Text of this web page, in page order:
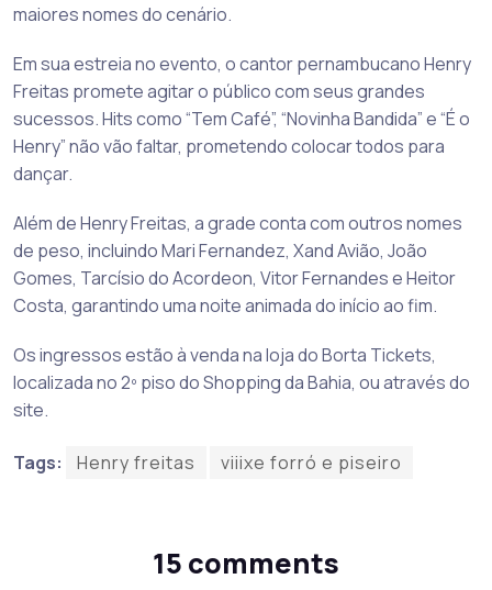
maiores nomes do cenário.
Em sua estreia no evento, o cantor pernambucano Henry
Freitas promete agitar o público com seus grandes
sucessos. Hits como “Tem Café”, “Novinha Bandida” e “É o
Henry” não vão faltar, prometendo colocar todos para
dançar.
Além de Henry Freitas, a grade conta com outros nomes
de peso, incluindo Mari Fernandez, Xand Avião, João
Gomes, Tarcísio do Acordeon, Vitor Fernandes e Heitor
Costa, garantindo uma noite animada do início ao fim.
Os ingressos estão à venda na loja do Borta Tickets,
localizada no 2º piso do Shopping da Bahia, ou através do
site.
Tags: Henry freitas viiixe forró e piseiro
15 comments